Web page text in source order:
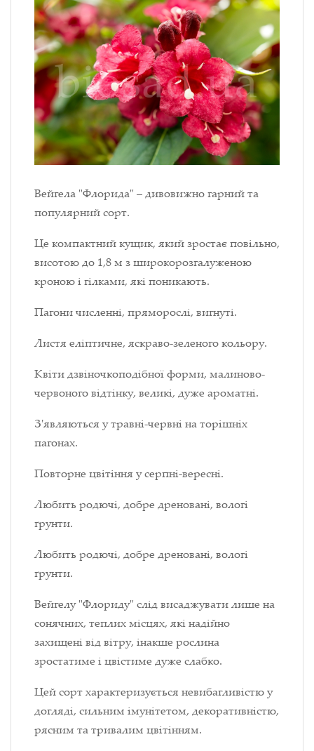
Вейгела "Флорида" – дивовижно гарний та
популярний сорт.
Це компактний кущик, який зростає повільно,
висотою до 1,8 м з широкорозгалуженою
кроною і гілками, які поникають.
Пагони численні, пряморослі, вигнуті.
Листя еліптичне, яскраво-зеленого кольору.
Квіти дзвіночкоподібної форми, малиново-
червоного відтінку, великі, дуже ароматні.
З'являються у травні-червні на торішніх
пагонах.
Повторне цвітіння у серпні-вересні.
Любить родючі, добре дреновані, вологі
ґрунти.
Любить родючі, добре дреновані, вологі
ґрунти.
Вейгелу "Флориду" слід висаджувати лише на
сонячних, теплих місцях, які надійно
захищені від вітру, інакше рослина
зростатиме і цвістиме дуже слабко.
Цей сорт характеризується невибагливістю у
догляді, сильним імунітетом, декоративністю,
рясним та тривалим цвітінням.